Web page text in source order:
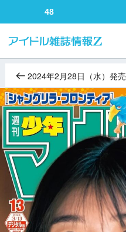
48
2024年2月28日（水）発売